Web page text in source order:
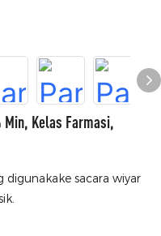
Min, Kelas Farmasi,
digunakake sacara wiyar